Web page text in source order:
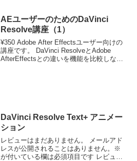
い感じで
AEユーザーのためのDaVinci
Resolve講座（1）
¥350 Adobe After Effectsユーザー向けの
講座です。 DaVinci ResolveとAdobe
AfterEffectsとの違いを機能を比較しなが
DaVinci Resolve Text+ アニメー
ション
レビューはまだありません。 メールアド
レスが公開されることはありません。※
が付いている欄は必須項目です レビュー*